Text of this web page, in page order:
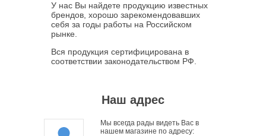
У нас Вы найдете продукцию известных
брендов, хорошо зарекомендовавших
себя за годы работы на Российском
рынке.
Вся продукция сертифицирована в
соответствии законодательством РФ.
Наш адрес
Мы всегда рады видеть Вас в
нашем магазине по адресу: